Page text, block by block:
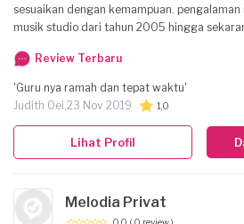
sesuaikan dengan kemampuan.
musik studio dari tahun 2005 hingga sekarang .juga mengajar privat
kebutuhan siswa/siswi. selain mengajar jg
band baik reguler & event seremoni
Review Terbaru
'Guru nya ramah dan tepat waktu'
Judith Oei,23 Nov 2019 1,0
Lihat Profil
Melodia Privat
0.0 ( 0 review )